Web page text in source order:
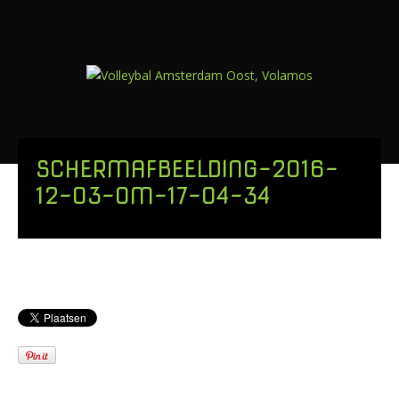
SCHERMAFBEELDING-2016-
12-03-OM-17-04-34